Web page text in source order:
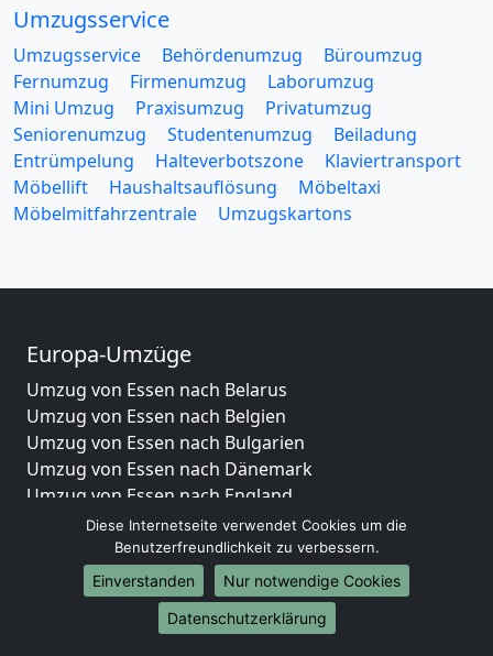
Umzugsservice
Umzugsservice Behördenumzug
Büroumzug
Fernumzug
Firmenumzug
Laborumzug
Mini Umzug
Praxisumzug
Privatumzug
Seniorenumzug
Studentenumzug
Beiladung
Entrümpelung
Halteverbotszone
Klaviertransport
Möbellift
Haushaltsauflösung
Möbeltaxi
Möbelmitfahrzentrale
Umzugskartons
Europa-Umzüge
Umzug von Essen nach Belarus
Umzug von Essen nach Belgien
Umzug von Essen nach Bulgarien
Umzug von Essen nach Dänemark
Umzug von Essen nach England
Umzug von Essen nach Portugal
Umzug von Essen nach Bosnien und Herzegowina
Umzug von Essen nach Irland
Umzug von Essen nach Lettland
Umzug von Essen nach Zypern
Diese Internetseite verwendet Cookies um die
Benutzerfreundlichkeit zu verbessern.
Einverstanden
Nur notwendige Cookies
Datenschutzerklärung